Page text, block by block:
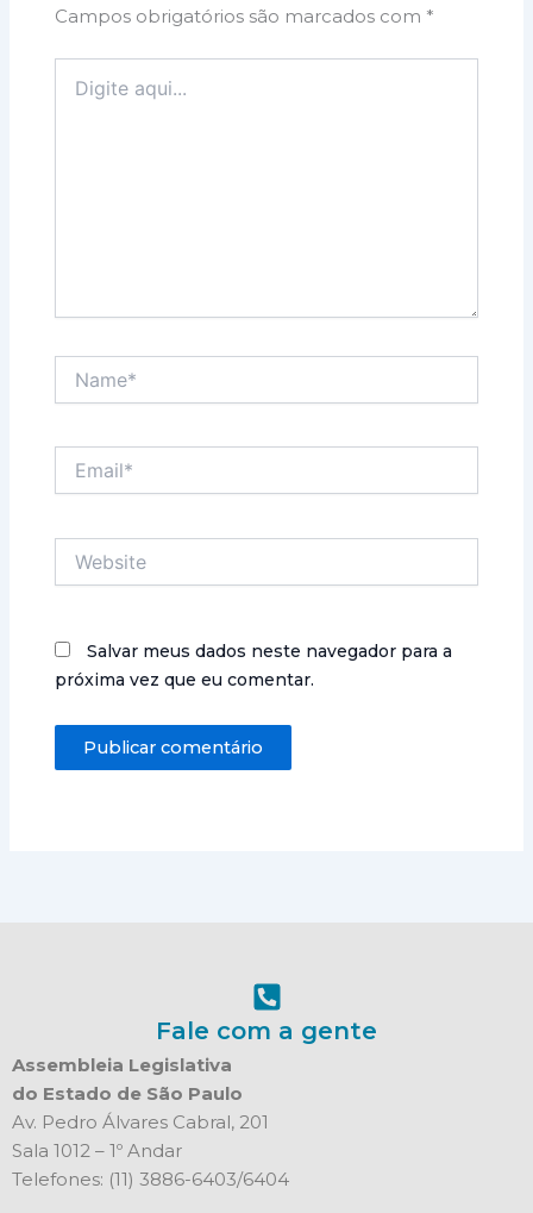
Campos obrigatórios são marcados com *
aqui...
Salvar meus dados neste navegador para a
próxima vez que eu comentar.
Fale com a gente
Assembleia Legislativa
do Estado de São Paulo
Av. Pedro Álvares Cabral, 201
Sala 1012 – 1º Andar
Telefones: (11) 3886-6403/6404